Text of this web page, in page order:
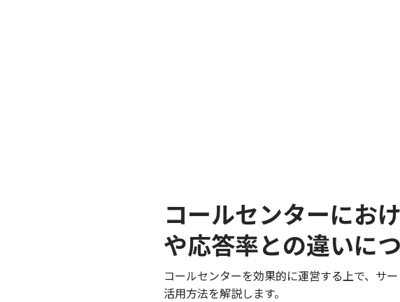
コールセンターにお
や応答率との違いに
コールセンターを効果的に運営する上で、サ
活用方法を解説します。